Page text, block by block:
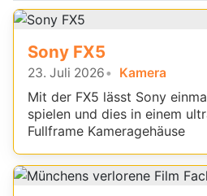
Sony FX5
23. Juli 2026 Kamera
Mit der FX5 lässt Sony
spielen und dies in einem
Fullframe Kameragehäuse